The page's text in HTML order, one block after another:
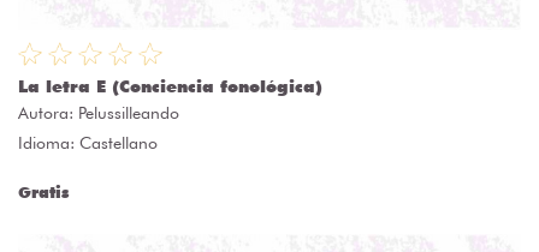
La letra E (Conciencia fonológica)
Autora: Pelussilleando
Idioma: Castellano
Gratis